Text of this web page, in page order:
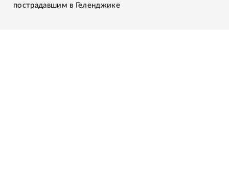
пострадавшим в Геленджике